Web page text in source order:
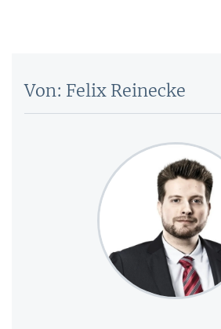
Von: Felix Reinecke